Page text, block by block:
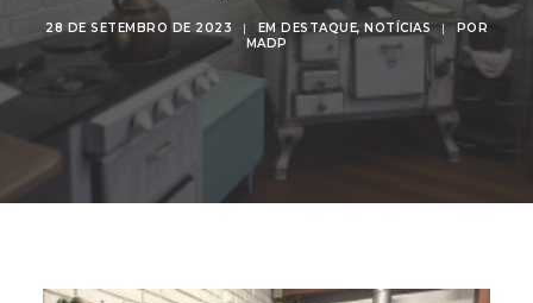
Gestão do Arquivo Fidene
28 DE SETEMBRO DE 2023 | EMDESTAQUE, NOTÍCIAS |
POR
MADP